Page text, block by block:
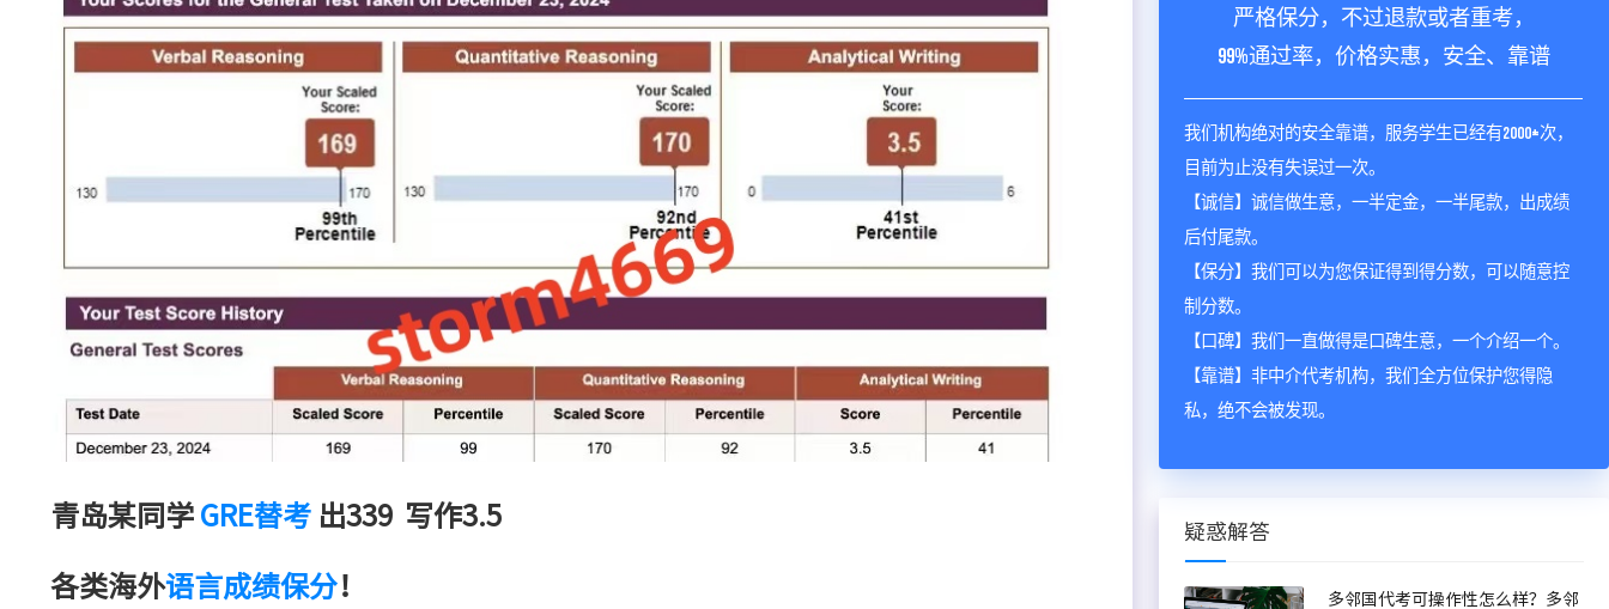
青岛某同学 GRE替考 出339 写作3.5
各类海外语言成绩保分！
严格保分，不过退款或者重考，
99%通过率，价格实惠，安全、靠谱
我们机构绝对的安全靠谱，服务学生已经有2000+次，
目前为止没有失误过一次。
【诚信】诚信做生意，一半定金，一半尾款，出成绩
后付尾款。
【保分】我们可以为您保证得到得分数，可以随意控
制分数。
【口碑】我们一直做得是口碑生意，一个介绍一个。
【靠谱】非中介代考机构，我们全方位保护您得隐
私，绝不会被发现。
疑惑解答
多邻国代考可操作性怎么样？多邻